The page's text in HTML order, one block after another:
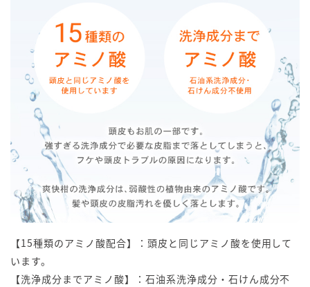
【15種類のアミノ酸配合】：頭皮と同じアミノ酸を使用して
います。
【洗浄成分までアミノ酸】：石油系洗浄成分・石けん成分不